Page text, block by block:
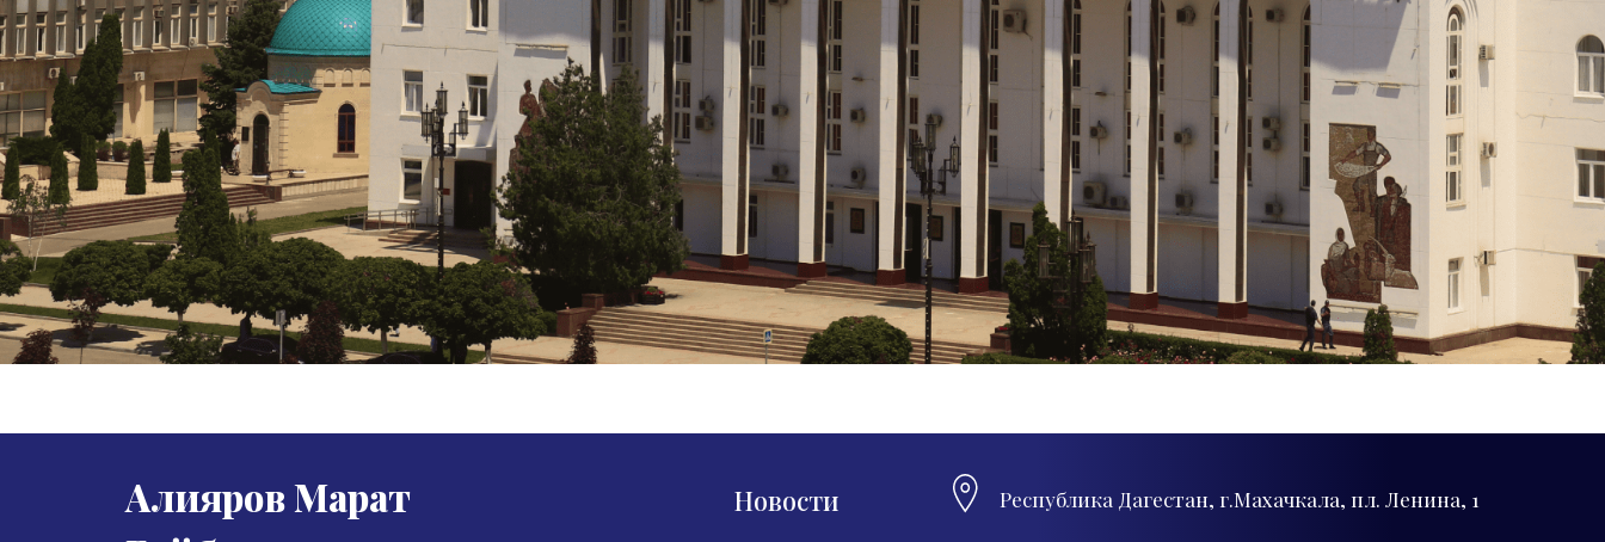
Алияров Марат
Новости Республика Дагестан, г.Махачкала, пл. Ленина, 1